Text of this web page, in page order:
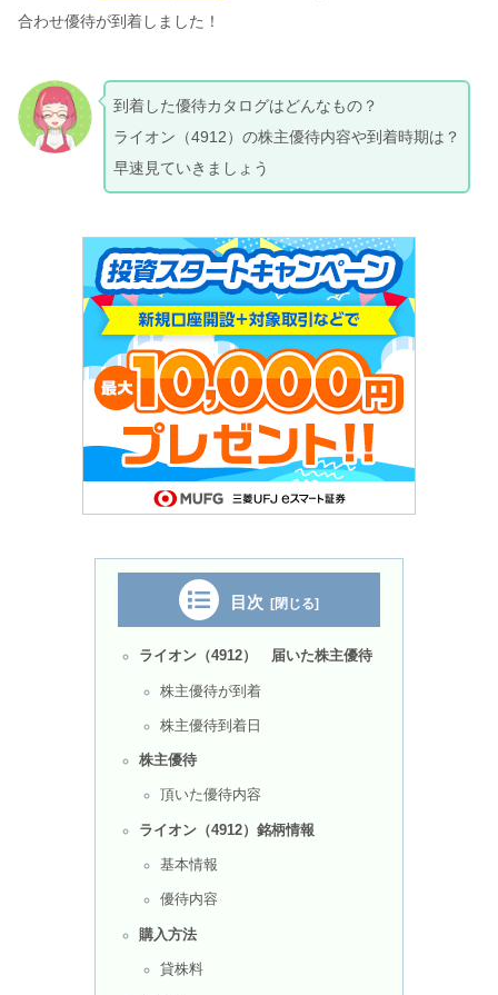
合わせ優待が到着しました！
到着した優待カタログはどんなもの？
ライオン（4912）の株主優待内容や到着時期は？
早速見ていきましょう
目次
ライオン（4912） 届いた株主優待
株主優待が到着
株主優待到着日
株主優待
頂いた優待内容
ライオン（4912）銘柄情報
基本情報
優待内容
購入方法
貸株料